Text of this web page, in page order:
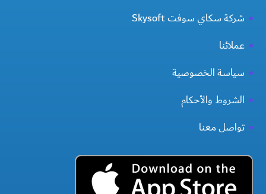
شركة سكاي سوفت Skysoft
عملائنا
سياسة الخصوصية
الشروط والأحكام
تواصل معنا